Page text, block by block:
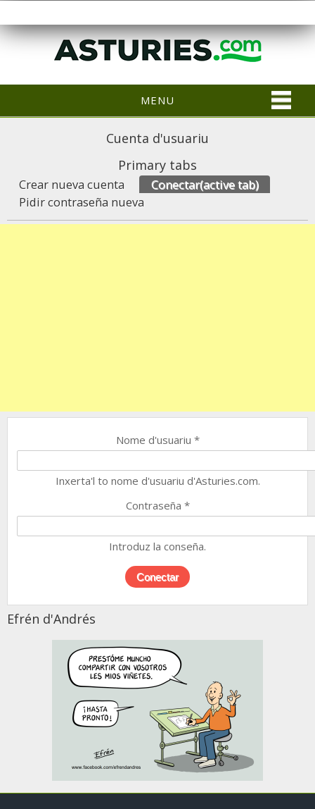
MENU
Cuenta d'usuariu
Primary tabs
Crear nueva cuenta Conectar(active tab)
Pidir contraseña nueva
Nome d'usuariu *
Inxerta'l to nome d'usuariu d'Asturies.com.
Contraseña *
Introduz la conseña.
Efrén d'Andrés